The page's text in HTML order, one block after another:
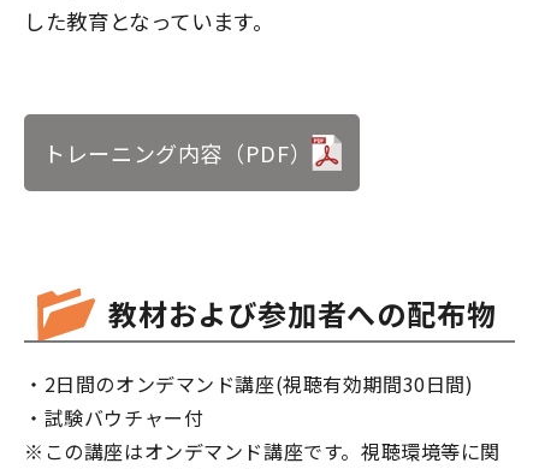
した教育となっています。
トレーニング内容（PDF）
教材および参加者への配布物
・2日間のオンデマンド講座(視聴有効期間30日間)
・試験バウチャー付
※この講座はオンデマンド講座です。視聴環境等に関